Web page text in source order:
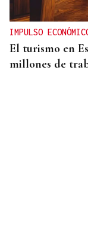
IMPULSO
El turismo en
millones de